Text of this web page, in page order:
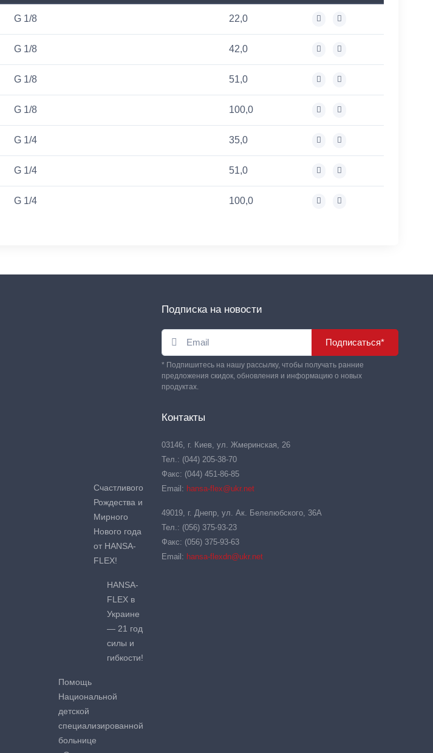
G 1/8 22,0
G 1/8 42,0
G 1/8 51,0
G 1/8 100,0
G 1/4 35,0
G 1/4 51,0
G 1/4 100,0
Счастливого
Рождества и
Мирного
Нового года
от HANSA-
FLEX!
HANSA-
FLEX в
Украине
— 21 год
силы и
гибкости!
Помощь
Национальной
детской
специализированной
больнице
Подписка на новости
Подписаться*
* Подпишитесь на нашу рассылку, чтобы получать ранние
предложения скидок, обновления и информацию о новых
продуктах.
Контакты
03146, г. Киев, ул. Жмеринская, 26
Тел.: (044) 205-38-70
Факс: (044) 451-86-85
Email: hansa-flex@ukr.net
49019, г. Днепр, ул. Ак. Белелюбского, 36А
Тел.: (056) 375-93-23
Факс: (056) 375-93-63
Email: hansa-flexdn@ukr.net